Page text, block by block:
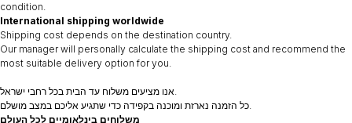
condition.
International shipping worldwide
Shipping cost depends on the destination country.
Our manager will personally calculate the shipping cost and recommend the
most suitable delivery option for you.
אנו מציעים משלוח עד הבית בכל רחבי ישראל.
כל הזמנה נארזת ומוכנה בקפידה כדי שתגיע אליכם במצב מושלם.
משלוחים בינלאומיים לכל העולם